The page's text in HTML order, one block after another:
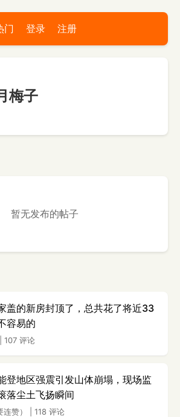
门 登录 注册
梅子
暂无发布的帖子
盖的新房封顶了，总共花了将近33
容易的
107 评论
登地区强震引发山体崩塌，现场监
落尘土飞扬瞬间
赞） 118 评论